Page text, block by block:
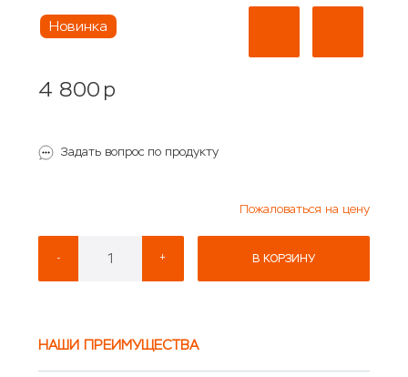
Новинка
4 800 p
Задать вопрос по продукту
Пожаловаться на цену
- + В КОРЗИНУ
НАШИ ПРЕИМУЩЕСТВА